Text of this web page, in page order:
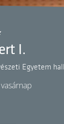
I.
Egyetem